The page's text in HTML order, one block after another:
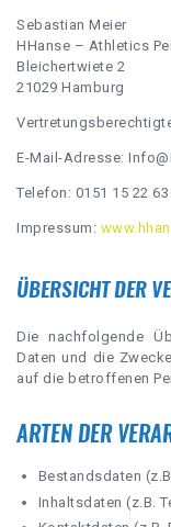
Sebastian Meier
HHanse – Athletics
Bleichertwiete 2
21029 Hamburg
E-Mail-Adresse:
Telefon: 0151 15 22 63
Impressum:
ÜBERSICHT DER
Die nachfolgende
Daten und die
auf die betroffenen
ARTEN DER
Bestandsdaten
Inhaltsdaten (z.B.